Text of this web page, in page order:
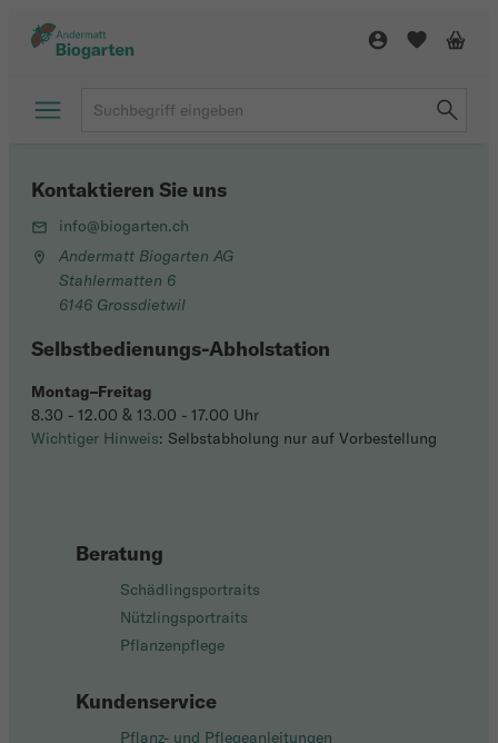
Beratung
Schädlingsportraits
Nützlingsportraits
Pflanzenpflege
Kundenservice
Pflanz- und Pflegeanleitungen
Kontaktieren Sie uns
info@biogarten.ch
Andermatt Biogarten AG
Stahlermatten 6
6146 Grossdietwil
Selbstbedienungs-Abholstation
Montag–Freitag
8.30 - 12.00 & 13.00 - 17.00 Uhr
Wichtiger Hinweis: Selbstabholung nur auf Vorbestellung